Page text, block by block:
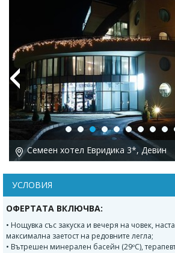
Семеен хотел Евридика 3*, Девин
Previous
УСЛОВИЯ
ОФЕРТАТА ВКЛЮЧВА:
• Нощувка със закуска и вечеря на човек,
максимална заетост на редовните легла;
• Вътрешен минерален басейн (29ºС),